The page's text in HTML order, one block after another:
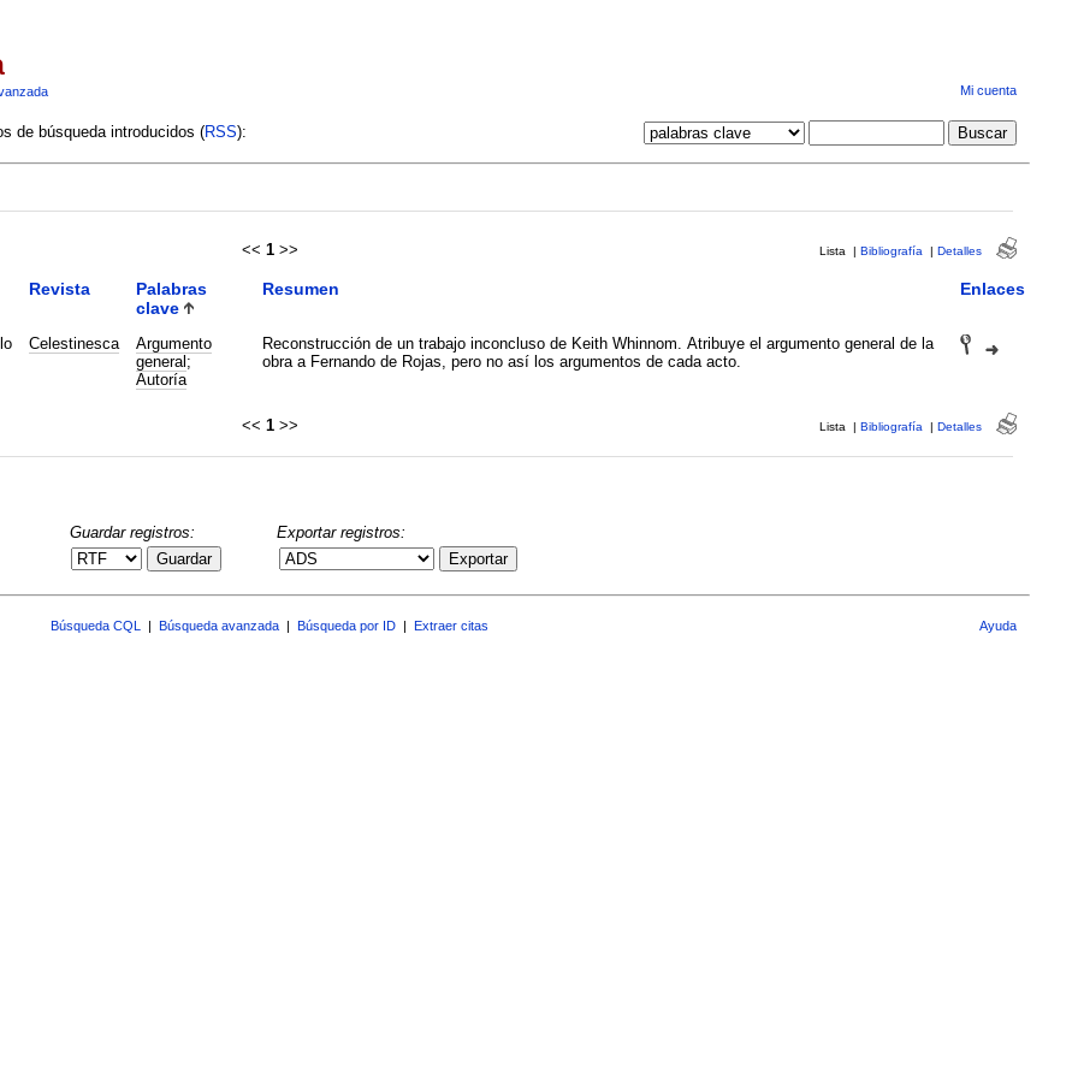
Mi cuenta
de búsqueda introducidos (RSS):
<< 1 >> Lista | Bibliografía | Detalles
Revista
Palabras
clave
Resumen Enlaces
Celestinesca
Argumento
general ;
Autoría
Reconstrucción de un trabajo inconcluso de Keith Whinnom. Atribuye el argumento general de la
obra a Fernando de Rojas, pero no así los argumentos de cada acto.
<< 1 >> Lista | Bibliografía | Detalles
Guardar registros:
Guardar
Exportar registros:
Exportar
Búsqueda CQL Búsqueda avanzada Búsqueda por ID Extraer citas Ayuda